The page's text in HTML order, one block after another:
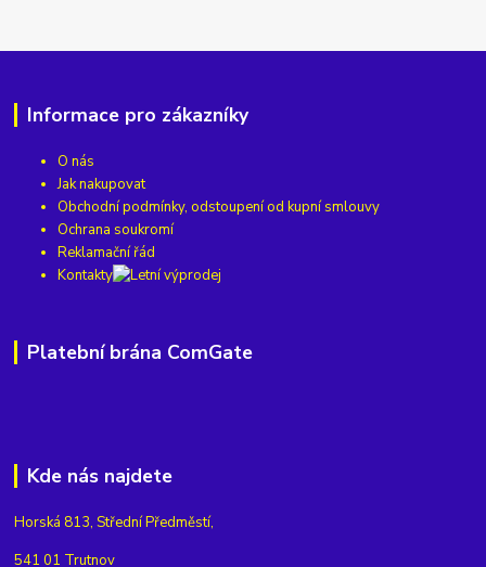
Informace pro zákazníky
O nás
Jak nakupovat
Obchodní podmínky, odstoupení od kupní smlouvy
Ochrana soukromí
Reklamační řád
Kontakty
Platební brána ComGate
Kde nás najdete
Horská 813, Střední Předměstí,
541 01 Trutnov